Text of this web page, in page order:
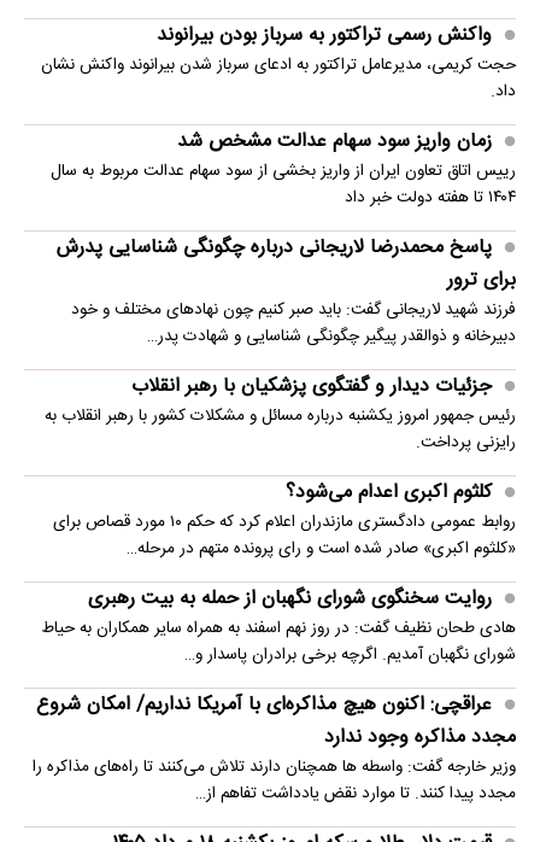
واکنش رسمی تراکتور به سرباز بودن بیرانوند
حجت کریمی، مدیرعامل تراکتور به ادعای سرباز شدن بیرانوند واکنش نشان
داد.
زمان واریز سود سهام عدالت مشخص شد
رییس اتاق تعاون ایران از واریز بخشی از سود سهام عدالت مربوط به سال
۱۴۰۴ تا هفته دولت خبر داد
پاسخ محمدرضا لاریجانی درباره چگونگی شناسایی پدرش
برای ترور
فرزند شهید لاریجانی گفت: باید صبر کنیم چون نهادهای مختلف و خود
دبیرخانه و ذوالقدر پیگیر چگونگی شناسایی و شهادت پدر…
جزئیات دیدار و گفتگوی پزشکیان با رهبر انقلاب
رئیس جمهور امروز یکشنبه درباره مسائل و مشکلات کشور با رهبر انقلاب به
رایزنی پرداخت.
کلثوم اکبری اعدام می‌شود؟
روابط عمومی دادگستری مازندران اعلام کرد که حکم ۱۰ مورد قصاص برای
«کلثوم اکبری» صادر شده است و رای پرونده متهم در مرحله…
روایت سخنگوی شورای نگهبان از حمله به بیت رهبری
هادی طحان نظیف گفت: در روز نهم اسفند به همراه سایر همکاران به حیاط
شورای نگهبان آمدیم. اگرچه برخی برادران پاسدار و…
عراقچی: اکنون هیچ مذاکره‌ای با آمریکا نداریم/ امکان شروع
مجدد مذاکره وجود ندارد
وزیر خارجه گفت: واسطه ها همچنان دارند تلاش می‌کنند تا راه‌های مذاکره را
مجدد پیدا کنند. تا موارد نقض یادداشت تفاهم از…